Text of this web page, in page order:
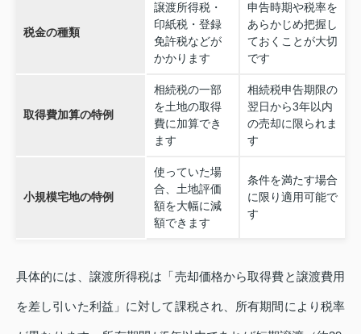
税金の種類
譲渡所得税・
印紙税・登録
免許税などが
かかります
申告時期や税率を
あらかじめ把握し
ておくことが大切
です
取得費加算の特例
相続税の一部
を土地の取得
費に加算でき
ます
相続税申告期限の
翌日から3年以内
の売却に限られま
す
小規模宅地の特例
使っていた場
合、土地評価
額を大幅に減
額できます
条件を満たす場合
に限り適用可能で
す
具体的には、譲渡所得税は「売却価格から取得費と譲渡費用
を差し引いた利益」に対して課税され、所有期間により税率